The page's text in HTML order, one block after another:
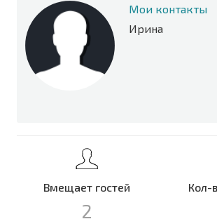
Мои контакты
Ирина
Вмещает гостей
2
Кол-